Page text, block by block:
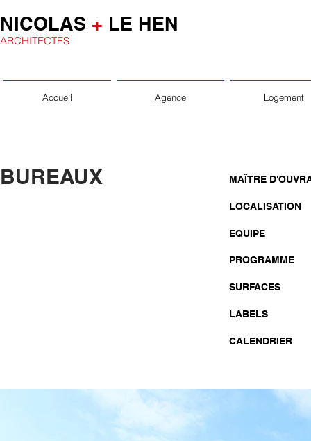
NICOLAS + LE HEN
ARCHITECTES
Accueil Agence Logement
MAÎTRE
LOCALISATION
EQUIPE
PROGRAMME
SURFACES
LABELS
CALENDRIER
BUREAUX